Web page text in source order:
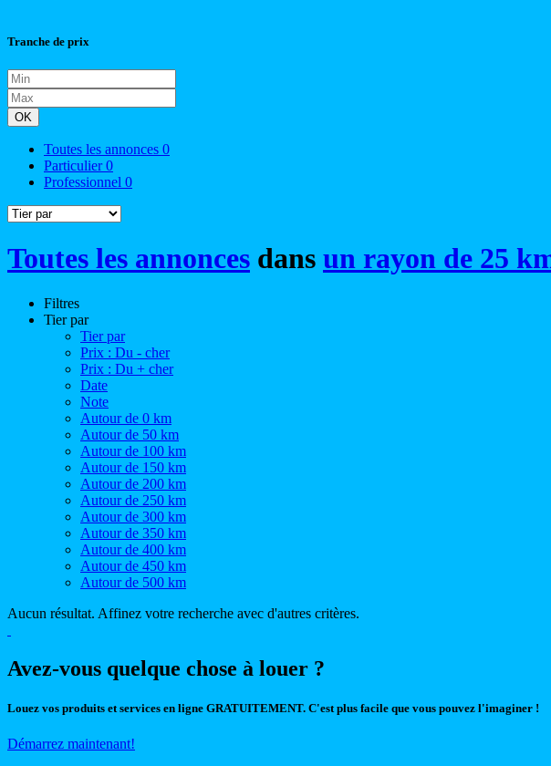
Tranche de prix
OK
Toutes les annonces 0
Particulier0
Professionnel 0
Toutes les annonces dans un rayon de 25
Filtres
Tier par
Tier par
Prix : Du - cher
Prix : Du + cher
Date
Note
Autour de 0 km
Autour de 50 km
Autour de 100 km
Autour de 150 km
Autour de 200 km
Autour de 250 km
Autour de 300 km
Autour de 350 km
Autour de 400 km
Autour de 450 km
Autour de 500 km
Aucun résultat. Affinez votre recherche avec d'autres critères.
Avez-vous quelque chose à louer ?
Louez vos produits et services en ligne GRATUITEMENT. C'est plus facile que vous pouvez l'imaginer !
Démarrez maintenant!